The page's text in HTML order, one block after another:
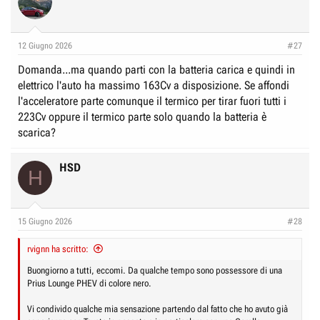
i
s
12 Giugno 2026 #27
Domanda...ma quando parti con la batteria carica e quindi in
elettrico l'auto ha massimo 163Cv a disposizione. Se affondi
l'acceleratore parte comunque il termico per tirar fuori tutti i
223Cv oppure il termico parte solo quando la batteria è
scarica?
H HSD
15 Giugno 2026 #28
rvignn ha scritto:
Buongiorno a tutti, eccomi. Da qualche tempo sono possessore di una
Prius Lounge PHEV di colore nero.
Vi condivido qualche mia sensazione partendo dal fatto che ho avuto già